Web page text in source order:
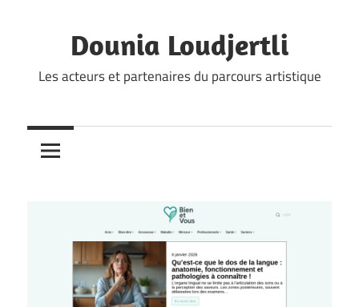
Dounia Loudjertli
Les acteurs et partenaires du parcours artistique